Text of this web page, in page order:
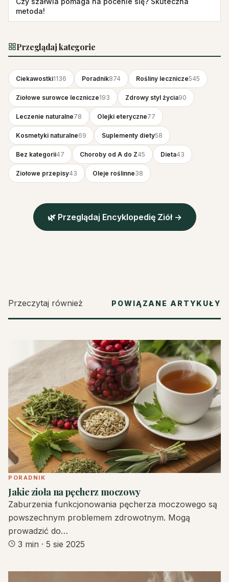
metoda!
Przeglądaj kategorie
Ciekawostki1136 Poradnik874 Rośliny lecznicze545
Ziołowe surowce lecznicze193 Zdrowy styl życia90
Leczenie naturalne78 Olejki eteryczne77
Kosmetyki naturalne69 Suplementy diety58
Bez kategorii47 Choroby od A do Z45 Dieta43
Ziołowe przepisy43 Oleje roślinne38
🌿 Przeglądaj Encyklopedię Ziół →
Przeczytaj również POWIĄZANE ARTYKUŁY
PORADNIK
Jakie zioła na pęcherz moczowy
Zaburzenia funkcjonowania pęcherza moczowego są
powszechnym problemem zdrowotnym. Mogą
prowadzić do…
3 min · 5 sie 2025